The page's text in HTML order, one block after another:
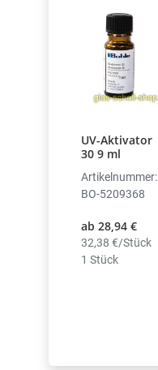
UV-Aktivator
30 9 ml
Artikelnummer:
BO-5209368
ab 28,94 €
32,38 €/Stück
1 Stück